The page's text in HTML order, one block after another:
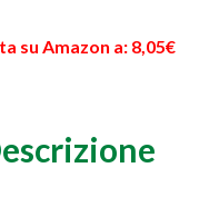
su Amazon a: 8,05€